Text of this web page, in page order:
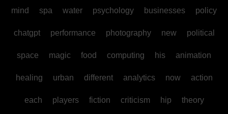
mind spa water psychology businesses policy
chatgpt performance photography new political
space magic food computing his animation
healing urban different analytics now action
each players fiction criticism hip theory